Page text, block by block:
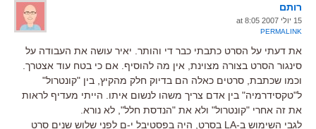
רותם
15 יולי 2007 at 8:05
PERMALINK
את דעתי על הסרט כתבתי כבר די והותר. יאיר עושה את העבודה על
סינגור הסרט בצורה מצוינת, אין מה להוסיף. אם כי בטח עוד אצטרך.
וכמו שכתבת, סרטים כאלה הם בדיוק חלק מהקיץ, בין "קונטרול"
ל"טקסידרמיה" בין אדם צריך משהו לנשום איתו. הייתי מעדיף לראות
את זה אחרי "קונטרול" ולא את "הנדסת חלל", לא נורא.
לגבי השימוש ב-LA בסרט, היה בפסטיבל י-ם לפני שלוש שנים סרט